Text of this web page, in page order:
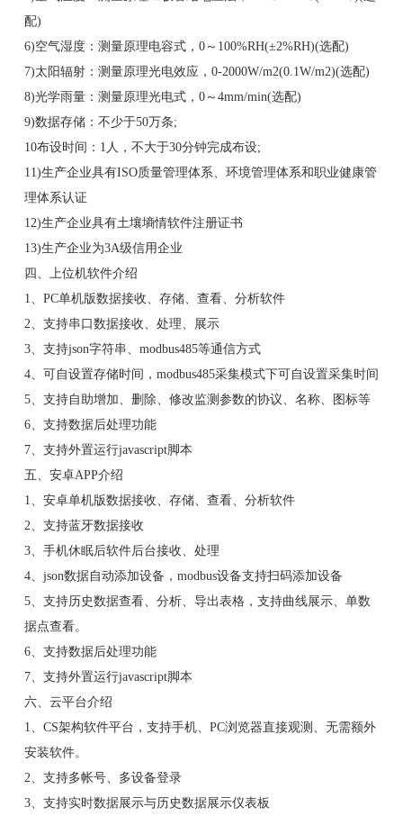
配)
6)空气湿度：测量原理电容式，0～100%RH(±2%RH)(选配)
7)太阳辐射：测量原理光电效应，0-2000W/m2(0.1W/m2)(选配)
8)光学雨量：测量原理光电式，0～4mm/min(选配)
9)数据存储：不少于50万条;
10布设时间：1人，不大于30分钟完成布设;
11)生产企业具有ISO质量管理体系、环境管理体系和职业健康管
理体系认证
12)生产企业具有土壤墒情软件注册证书
13)生产企业为3A级信用企业
四、上位机软件介绍
1、PC单机版数据接收、存储、查看、分析软件
2、支持串口数据接收、处理、展示
3、支持json字符串、modbus485等通信方式
4、可自设置存储时间，modbus485采集模式下可自设置采集时间
5、支持自助增加、删除、修改监测参数的协议、名称、图标等
6、支持数据后处理功能
7、支持外置运行javascript脚本
五、安卓APP介绍
1、安卓单机版数据接收、存储、查看、分析软件
2、支持蓝牙数据接收
3、手机休眠后软件后台接收、处理
4、json数据自动添加设备，modbus设备支持扫码添加设备
5、支持历史数据查看、分析、导出表格，支持曲线展示、单数
据点查看。
6、支持数据后处理功能
7、支持外置运行javascript脚本
六、云平台介绍
1、CS架构软件平台，支持手机、PC浏览器直接观测、无需额外
安装软件。
2、支持多帐号、多设备登录
3、支持实时数据展示与历史数据展示仪表板